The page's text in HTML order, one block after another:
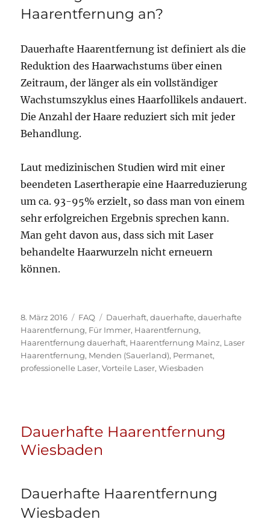
Haarentfernung an?
Dauerhafte Haarentfernung ist definiert als die
Reduktion des Haarwachstums über einen
Zeitraum, der länger als ein vollständiger
Wachstumszyklus eines Haarfollikels andauert.
Die Anzahl der Haare reduziert sich mit jeder
Behandlung.
Laut medizinischen Studien wird mit einer
beendeten Lasertherapie eine Haarreduzierung
um ca. 93-95% erzielt, so dass man von einem
sehr erfolgreichen Ergebnis sprechen kann.
Man geht davon aus, dass sich mit Laser
behandelte Haarwurzeln nicht erneuern
können.
Veröffentlicht
am
8. März 2016 Kategorien
FAQ Schlagwörter
Dauerhaft,dauerhafte,dauerhafte
Haarentfernung, Für Immer, Haarentfernung,
Haarentfernung dauerhaft, Haarentfernung Mainz, Laser
Haarentfernung, Menden (Sauerland), Permanet,
professionelle Laser,Vorteile Laser,Wiesbaden
Dauerhafte Haarentfernung
Wiesbaden
Dauerhafte Haarentfernung
Wiesbaden